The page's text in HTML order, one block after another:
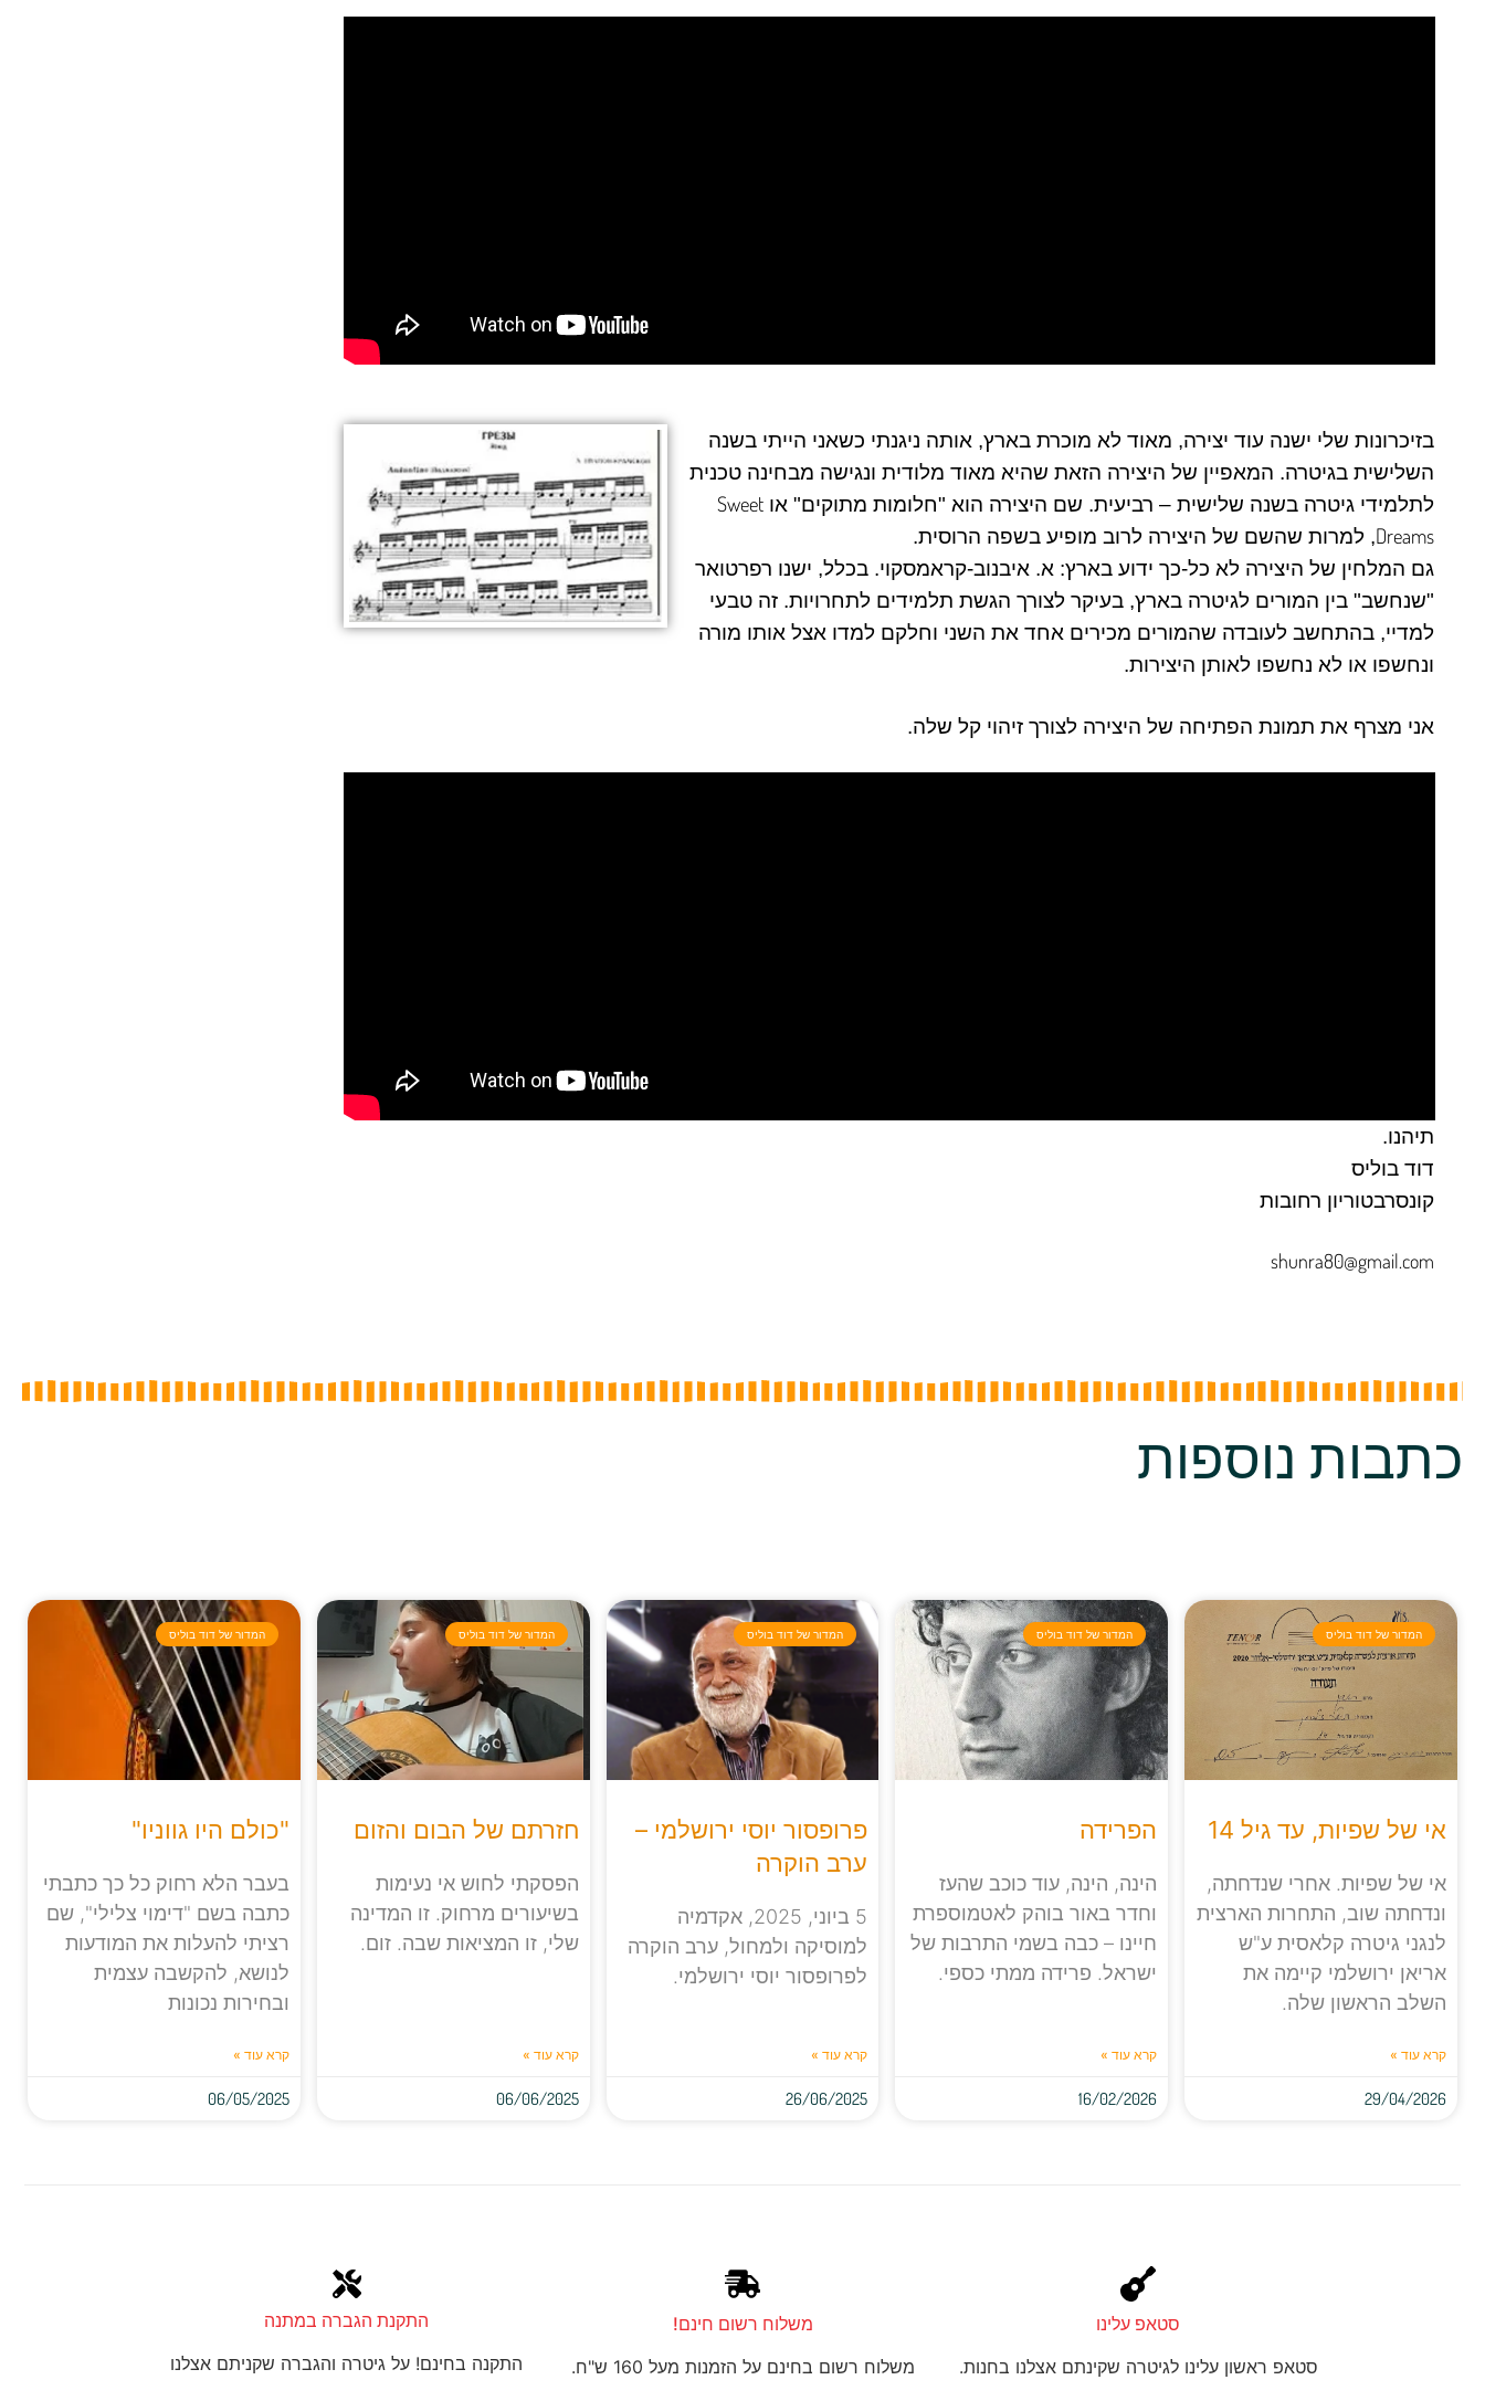
בזיכרונות שלי ישנה עוד יצירה, מאוד לא מוכרת בארץ, אותה ניגנתי כשאני הייתי בשנה
השלישית בגיטרה. המאפיין של היצירה הזאת שהיא מאוד מלודית ונגישה מבחינה טכנית
לתלמידי גיטרה בשנה שלישית – רביעית. שם היצירה הוא "חלומות מתוקים" או Sweet
Dreams, למרות שהשם של היצירה לרוב מופיע בשפה הרוסית.
גם המלחין של היצירה לא כל-כך ידוע בארץ: א. איבנוב-קראמסקוי. בכלל, ישנו רפרטואר
"שנחשב" בין המורים לגיטרה בארץ, בעיקר לצורך הגשת תלמידים לתחרויות. זה טבעי
למדיי, בהתחשב לעובדה שהמורים מכירים אחד את השני וחלקם למדו אצל אותו מורה
ונחשפו או לא נחשפו לאותן היצירות.
אני מצרף את תמונת הפתיחה של היצירה לצורך זיהוי קל שלה.
תיהנו.
דוד בוליס
קונסרבטוריון רחובות
shunra80@gmail.com
כתבות נוספות
המדור של דוד בוליס
אי של שפיות, עד גיל 14
אי של שפיות. אחרי שנדחתה,
ונדחתה שוב, התחרות הארצית
לנגני גיטרה קלאסית ע"ש
אריאן ירושלמי קיימה את
השלב הראשון שלה.
קרא עוד »
29/04/2026
המדור של דוד בוליס
הפרידה
הינה, הינה, עוד כוכב שהעז
וחדר באור בוהק לאטמוספרת
חיינו – כבה בשמי התרבות של
ישראל. פרידה ממתי כספי.
קרא עוד »
16/02/2026
המדור של דוד בוליס
פרופסור יוסי ירושלמי –
ערב הוקרה
5 ביוני, 2025, אקדמיה
למוסיקה ולמחול, ערב הוקרה
לפרופסור יוסי ירושלמי.
קרא עוד »
26/06/2025
המדור של דוד בוליס
חזרתם של הבום והזום
הפסקתי לחוש אי נעימות
בשיעורים מרחוק. זו המדינה
שלי, זו המציאות שבה. זום.
קרא עוד »
06/06/2025
המדור של דוד בוליס
"כולם היו גווניו"
בעבר הלא רחוק כל כך כתבתי
כתבה בשם "דימוי צלילי", שם
רציתי להעלות את המודעות
לנושא, להקשבה עצמית
ובחירות נכונות
קרא עוד »
06/05/2025
סטאפ עלינו
סטאפ ראשון עלינו לגיטרה שקינתם אצלנו בחנות.
משלוח רשום חינם!
משלוח רשום בחינם על הזמנות מעל 160 ש"ח.
התקנת הגברה במתנה
התקנה בחינם! על גיטרה והגברה שקניתם אצלנו